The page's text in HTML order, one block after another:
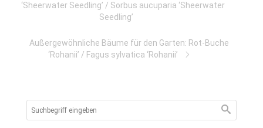
‘Sheerwater Seedling’ / Sorbus aucuparia ‘Sheerwater
Seedling’
Außergewöhnliche Bäume für den Garten: Rot-Buche
‘Rohanii’ / Fagus sylvatica ‘Rohanii’